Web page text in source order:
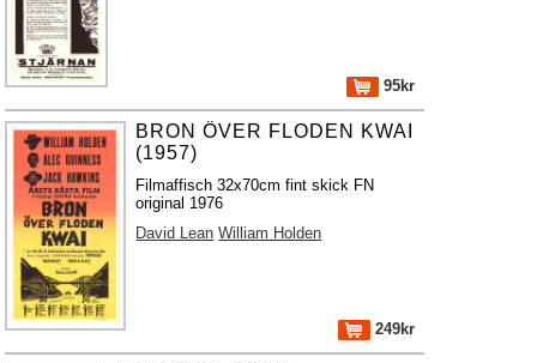
95kr
BRON ÖVER FLODEN KWAI
(1957)
Filmaffisch 32x70cm fint skick FN
original 1976
David Lean William Holden
249kr